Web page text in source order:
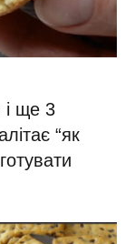
і ще 3
“як